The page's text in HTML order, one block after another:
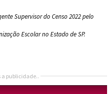
Supervisor do Censo 2022 pelo
Escolar no Estado de SP.
a publicidade..